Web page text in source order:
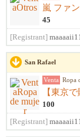
45
[Registrant]
San Rafael
Venta Ropa
100
[Registrant]